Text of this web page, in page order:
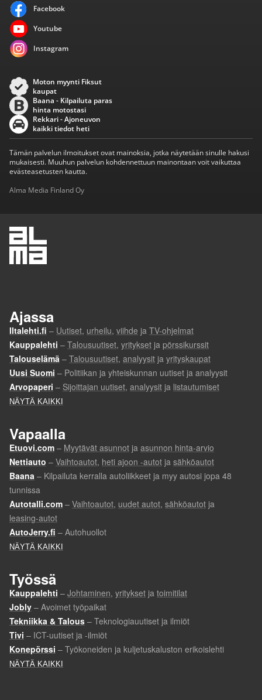
Facebook
Youtube
Instagram
Moton myynti Fiksut
kaupat
Baana - Kilpailuta paras
hinta motostasi
Rekkari - Ajoneuvon
kaikki tiedot heti
Tämän palvelun ilmoitukset ovat mainoksia, jotka näytetään sinulle hakusi
mukaisesti. Muuhun palvelun kohdennettuun mainontaan voit vaikuttaa
evästeasetusten kautta.
Alma Media Finland Oy